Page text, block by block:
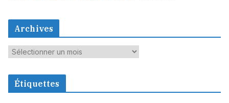
Archives
A
c
Étiquettes